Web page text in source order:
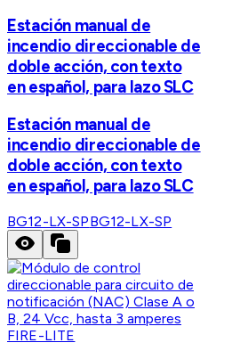
Estación manual de
incendio direccionable de
doble acción, con texto
en español, para lazo SLC
Estación manual de
incendio direccionable de
doble acción, con texto
en español, para lazo SLC
BG12-LX-SPBG12-LX-SP
FIRE-LITE